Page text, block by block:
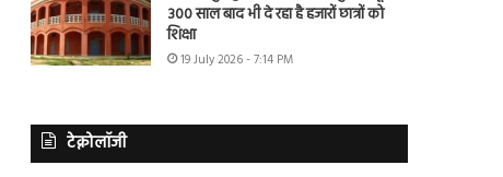
300 साल बाद भी दे रहा है हजारों छात्रों को
शिक्षा
19 July 2026 - 7:14 PM
टेक्नोलॉजी